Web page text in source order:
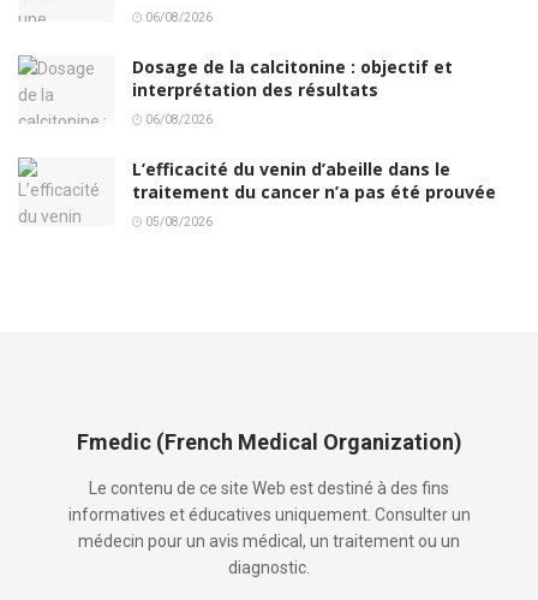
06/08/2026
Dosage de la calcitonine : objectif et
interprétation des résultats
06/08/2026
L’efficacité du venin d’abeille dans le
traitement du cancer n’a pas été prouvée
05/08/2026
Fmedic (French Medical Organization)
Le contenu de ce site Web est destiné à des fins
informatives et éducatives uniquement. Consulter un
médecin pour un avis médical, un traitement ou un
diagnostic.